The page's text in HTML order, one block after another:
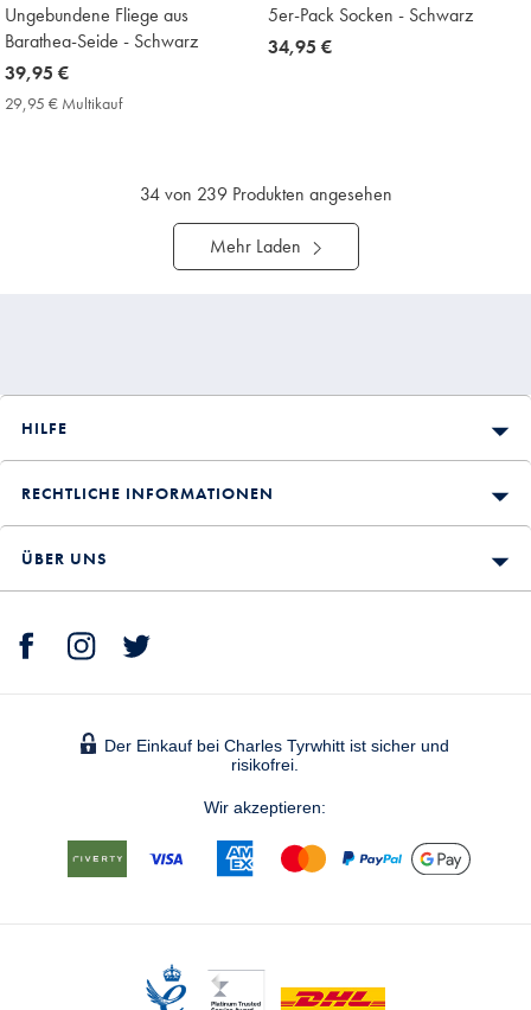
Ungebundene Fliege aus
Barathea-Seide - Schwarz
now
39,95
39,95 €
29,95 € Multikauf29,95
5er-Pack Socken - Schwarz
now
34,95 €
34von 239 Produkten angesehen
Mehr Laden
HILFE
RECHTLICHE INFORMATIONEN
ÜBER UNS
Der Einkauf bei Charles Tyrwhitt ist sicher und
risikofrei.
Wir akzeptieren: